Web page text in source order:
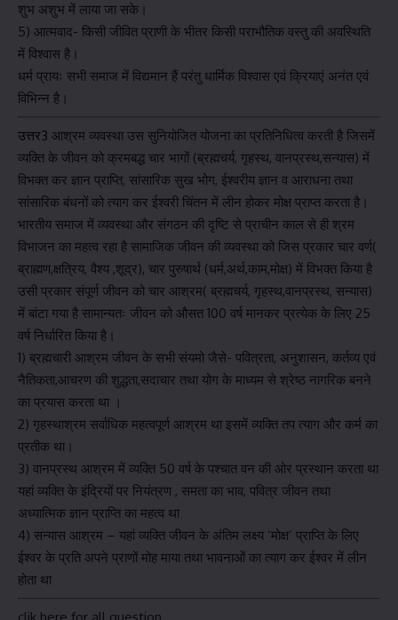
शुभ अशुभ में लाया जा सके।
5) आत्मवाद- किसी जीवित प्राणी के भीतर किसी पराभौतिक वस्तु की अवस्थिति
में विश्वास है।
धर्म प्रायः सभी समाज में विद्यमान हैं परंतु धार्मिक विश्वास एवं क्रियाएं अनंत एवं
विभिन्न है।
उत्तर3 आश्रम व्यवस्था उस सुनियोजित योजना का प्रतिनिधित्व करती है जिसमें
व्यक्ति के जीवन को क्रमबद्ध चार भागों (ब्रह्मचर्य, गृहस्थ, वानप्रस्थ,सन्यास) में
विभक्त कर ज्ञान प्राप्ति, सांसारिक सुख भोग, ईश्वरीय ज्ञान व आराधना तथा
सांसारिक बंधनों को त्याग कर ईश्वरी चिंतन में लीन होकर मोक्ष प्राप्त करता है।
भारतीय समाज में व्यवस्था और संगठन की दृष्टि से प्राचीन काल से ही श्रम
विभाजन का महत्व रहा है सामाजिक जीवन की व्यवस्था को जिस प्रकार चार वर्ण(
ब्राह्मण,क्षत्रिय, वैश्य ,शूद्र), चार पुरुषार्थ (धर्म,अर्थ,काम,मोक्ष) में विभक्त किया है
उसी प्रकार संपूर्ण जीवन को चार आश्रम( ब्रह्मचर्य, गृहस्थ,वानप्रस्थ, सन्यास)
में बांटा गया है सामान्यतः जीवन को औसत 100 वर्ष मानकर प्रत्येक के लिए 25
वर्ष निर्धारित किया है।
1) ब्रह्मचारी आश्रम जीवन के सभी संयमो जैसे- पवित्रता, अनुशासन, कर्तव्य एवं
नैतिकता,आचरण की शुद्धता,सदाचार तथा योग के माध्यम से श्रेष्ठ नागरिक बनने
का प्रयास करता था ।
2) गृहस्थाश्रम सर्वाधिक महत्वपूर्ण आश्रम था इसमें व्यक्ति तप त्याग और कर्म का
प्रतीक था।
3) वानप्रस्थ आश्रम में व्यक्ति 50 वर्ष के पश्चात वन की ओर प्रस्थान करता था
यहां व्यक्ति के इंद्रियों पर नियंत्रण , समता का भाव, पवित्र जीवन तथा
अध्यात्मिक ज्ञान प्राप्ति का महत्व था
4) सन्यास आश्रम – यहां व्यक्ति जीवन के अंतिम लक्ष्य ‘मोक्ष’ प्राप्ति के लिए
ईश्वर के प्रति अपने प्राणों मोह माया तथा भावनाओं का त्याग कर ईश्वर में लीन
होता था